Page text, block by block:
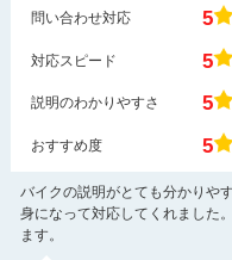
問い合わせ対応 5
対応スピード 5
説明のわかりやすさ 5
おすすめ度 5
バイクの説明がとても分かりや
身になって対応してくれました
ます。